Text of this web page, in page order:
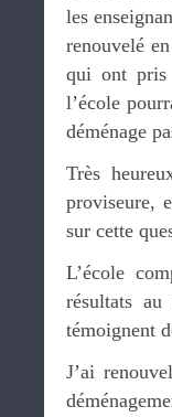
les
renouvelé
qui ont pris
l’école
déménage
Très
proviseure,
sur cette
L’école
résultats
témoignent
J’ai